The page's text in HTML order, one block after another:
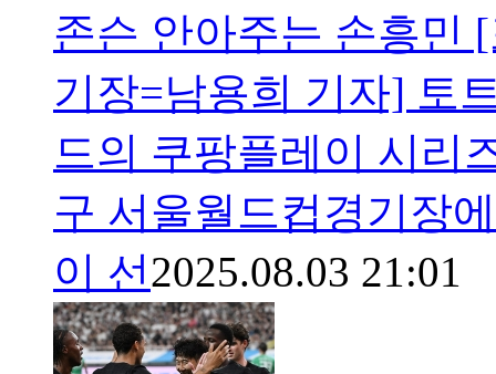
존슨 안아주는 손흥민
기장=남용희 기자] 토
드의 쿠팡플레이 시리
구 서울월드컵경기장
이 선2025.08.03 21:01